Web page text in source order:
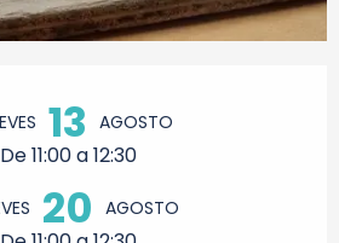
13 AGOSTO
De 11:00 a 12:30
20 AGOSTO